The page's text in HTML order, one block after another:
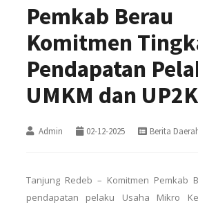
Pemkab Berau
Komitmen
Pendapatan
UMKM dan
Admin 02-12-2025 Berita
Tanjung Redeb – Komitmen Pemkab
pendapatan pelaku Usaha Mikro